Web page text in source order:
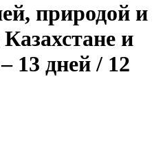
природой и
и
13 дней / 12